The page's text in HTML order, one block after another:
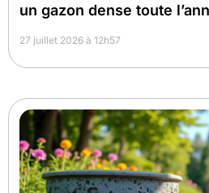
un gazon dense toute
27 juillet 2026 à 12h57